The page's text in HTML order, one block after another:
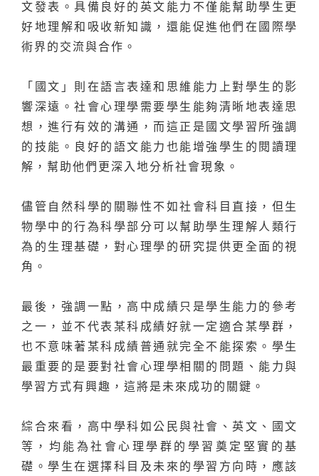
文發表。具備良好的英文能力不僅能幫助學生更
好地理解和吸收新知識，還能促進他們在國際學
術界的交流與合作。
「國文」則在語言表達和思維能力上對學生的影
響深遠。社會心理學需要學生能夠清晰地表達思
想，進行有效的溝通，而這正是國文學習所強調
的技能。良好的語文能力也能增強學生的閱讀理
解，幫助他們更深入地分析社會現象。
儘管自然科學的關聯性不如社會科目直接，但生
物學中的行為科學部分可以幫助學生理解人類行
為的生理基礎，對心理學的研究提供更全面的視
角。
最後，強調一點，高中成績只是學生能力的參考
之一，並不代表某科成績好就一定適合某學群，
也不意味著某科成績普通就完全不能探索。學生
最重要的是要對社會心理學相關的問題、能力與
學習方式有興趣，這將是未來成功的關鍵。
綜合來看，高中學科如公民與社會、英文、國文
等，均能為社會心理學群的學習奠定堅實的基
礎。學生在選擇科目及未來的學習方向時，應該